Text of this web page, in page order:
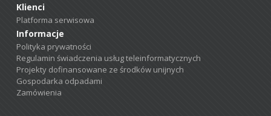
Klienci
Platforma serwisowa
Informacje
Polityka prywatności
Regulamin świadczenia usług teleinformatycznych
Projekty dofinansowane ze środków unijnych
Gospodarka odpadami
Zamówienia